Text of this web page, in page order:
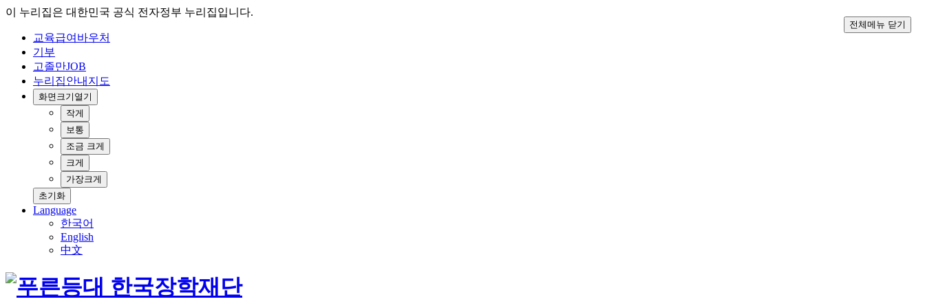
이 누리집은 대한민국 공식 전자정부 누리집입니다.
교육급여바우처
기부
고졸만JOB
누리집안내지도
화면크기 열기
작게
보통
조금 크게
크게
가장크게
초기화
Language
한국어
English
中文
전체메뉴 닫기